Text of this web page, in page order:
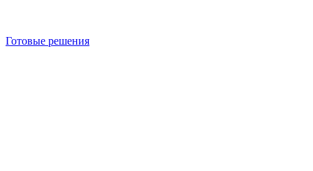
Готовые решения